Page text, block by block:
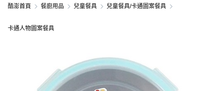
酷澎首頁 餐廚用品 兒童餐具 兒童餐具/卡通圖案餐具
卡通人物圖案餐具